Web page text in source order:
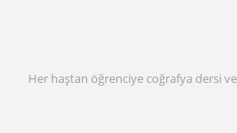
Her haştan öğrenciye coğrafya dersi